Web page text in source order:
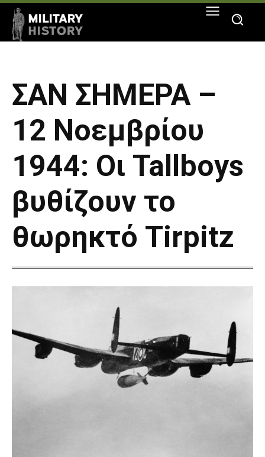
ΣΑΝ ΣΗΜΕΡΑ –
12 Νοεμβρίου
1944: Οι Tallboys
βυθίζουν το
θωρηκτό Tirpitz